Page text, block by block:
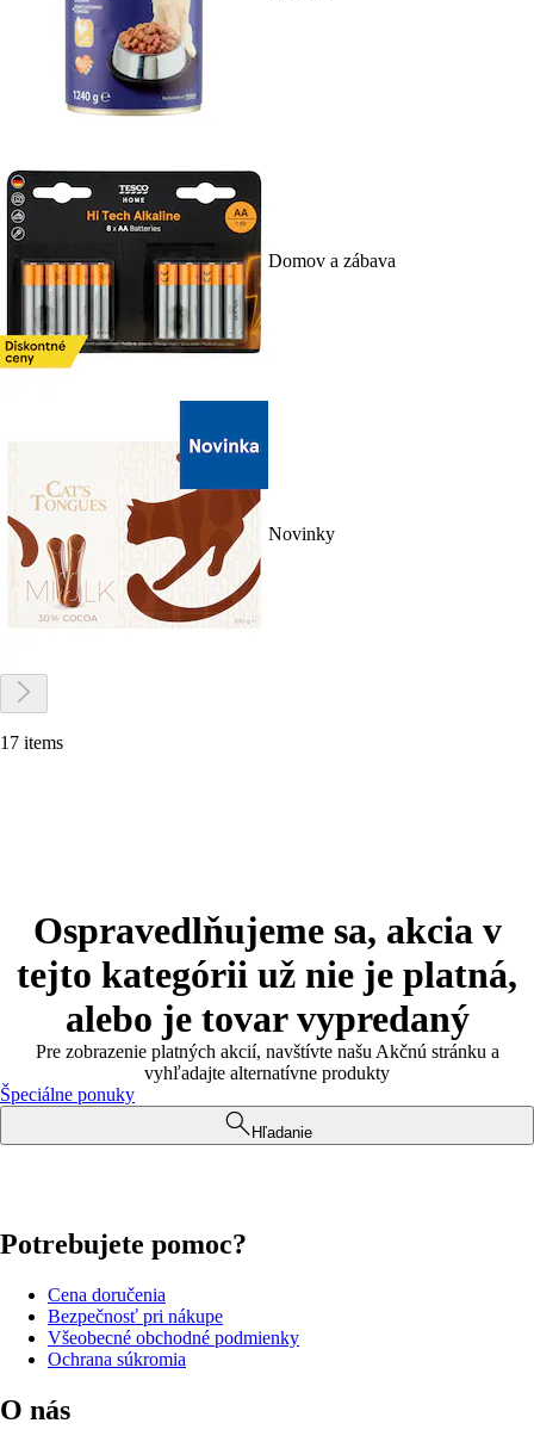
Domov a zábava
Novinky
17 items
Ospravedlňujeme sa, akcia v
tejto kategórii už nie je platná,
alebo je tovar vypredaný
Pre zobrazenie platných akcií, navštívte našu Akčnú stránku a
vyhľadajte alternatívne produkty
Špeciálne ponuky
Hľadanie
Potrebujete pomoc?
Cena doručenia
Bezpečnosť pri nákupe
Všeobecné obchodné podmienky
Ochrana súkromia
O nás